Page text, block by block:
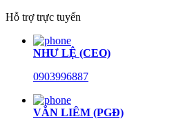
Hỗ trợ trực tuyến
NHƯ LỆ (CEO)
0903996887
VĂN LIÊM (PGĐ)